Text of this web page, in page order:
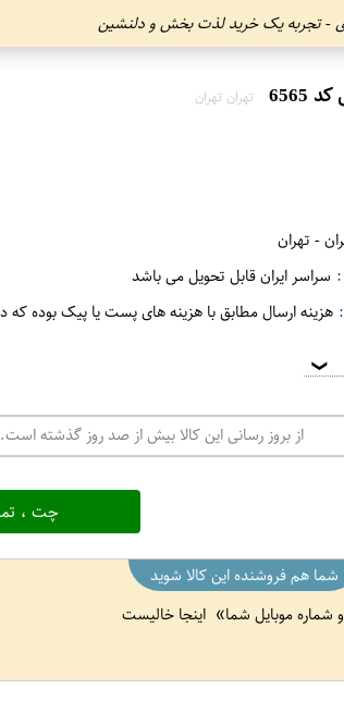
- تجربه یک خرید لذت بخش و دلنشین
تهران تهران
- تهران
سراسر ایران قابل تحویل می باشد
هزینه ارسال مطابق با هزینه های پست یا پیک بوده
❯
از بروز رسانی این کالا بیش از صد روز گذشته
چت ،
شما هم فروشنده این کالا شوید
شماره موبایل شما اینجا خالیست